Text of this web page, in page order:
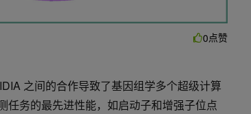
0点赞
之间的合作导致了基因组学多个超级计算
任务的最先进性能，如启动子和增强子位点